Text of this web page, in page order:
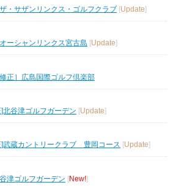
・サザンリンクス・ゴルフクラブ [Update]
ーシャンリンクス宮古島 [Update]
正］広島国際ゴルフ倶楽部
北谷津ゴルフガーデン [Update]
]武蔵カントリークラブ 豊岡コース
Update
津ゴルフガーデン [New!]